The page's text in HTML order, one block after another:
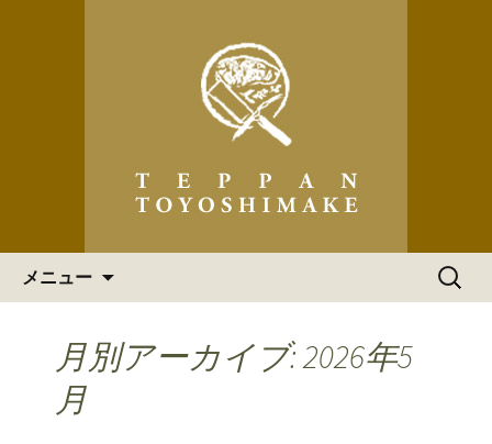
ステーキハウス 道頓堀てっ
ぱん豊島家 からのお知らせ
島家」の最新情報
メニュー
検
月別アーカイブ: 2026年5
月